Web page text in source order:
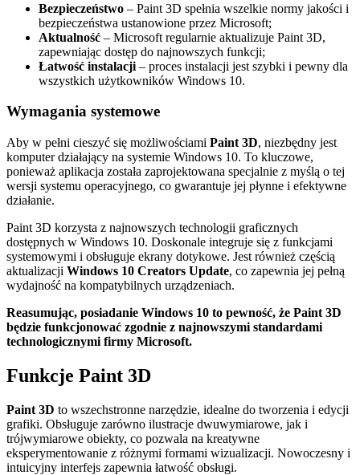
Bezpieczeństwo – Paint 3D spełnia wszelkie normy jakości i
bezpieczeństwa ustanowione przez Microsoft;
Aktualność – Microsoft regularnie aktualizuje Paint 3D,
zapewniając dostęp do najnowszych funkcji;
Łatwość instalacji – proces instalacji jest szybki i pewny dla
wszystkich użytkowników Windows 10.
Wymagania systemowe
Aby w pełni cieszyć się możliwościami Paint 3D, niezbędny jest
komputer działający na systemie Windows 10. To kluczowe,
ponieważ aplikacja została zaprojektowana specjalnie z myślą o tej
wersji systemu operacyjnego, co gwarantuje jej płynne i efektywne
działanie.
Paint 3D korzysta z najnowszych technologii graficznych
dostępnych w Windows 10. Doskonale integruje się z funkcjami
systemowymi i obsługuje ekrany dotykowe. Jest również częścią
aktualizacji Windows 10 Creators Update, co zapewnia jej pełną
wydajność na kompatybilnych urządzeniach.
Reasumując, posiadanie Windows 10 to pewność, że Paint 3D
będzie funkcjonować zgodnie z najnowszymi standardami
technologicznymi firmy Microsoft.
Funkcje Paint 3D
Paint 3D to wszechstronne narzędzie, idealne do tworzenia i edycji
grafiki. Obsługuje zarówno ilustracje dwuwymiarowe, jak i
trójwymiarowe obiekty, co pozwala na kreatywne
eksperymentowanie z różnymi formami wizualizacji. Nowoczesny i
intuicyjny interfejs zapewnia łatwość obsługi.